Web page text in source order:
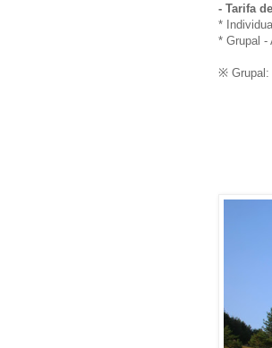
- Tarifa
*
* Grupal -
※ Grupal: